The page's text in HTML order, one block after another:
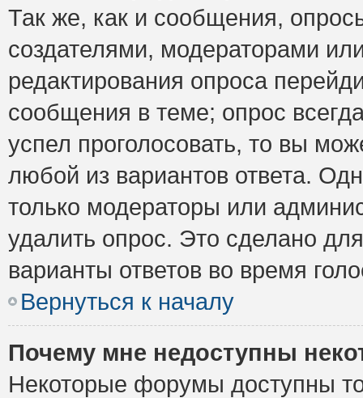
Так же, как и сообщения,
создателями, модераторами
редактирования опроса
сообщения в теме; опрос
успел проголосовать, то вы
любой из вариантов ответа.
только модераторы или
удалить опрос. Это сделано
варианты ответов во время
Вернуться к началу
Почему мне недоступны
Некоторые форумы доступны